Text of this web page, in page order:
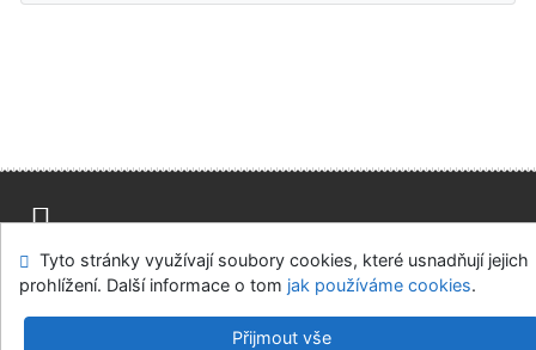
Mapa stránek Přístupnost
Soukromí
Modul OpenSearch
Napište nám Nastavení cookies
Tyto stránky využívají soubory cookies, které usnadňují jejich
prohlížení. Další informace o tom jak používáme cookies.
Přijmout vše